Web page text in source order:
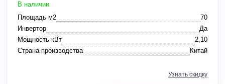
В наличии
Площадь м2
70
Инвертор
Да
Мощность кВт
2,10
Страна производства
Китай
Узнать скидку